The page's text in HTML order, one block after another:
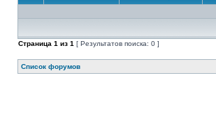
Страница 1 из 1 [ Результатов поиска: 0 ]
Список форумов